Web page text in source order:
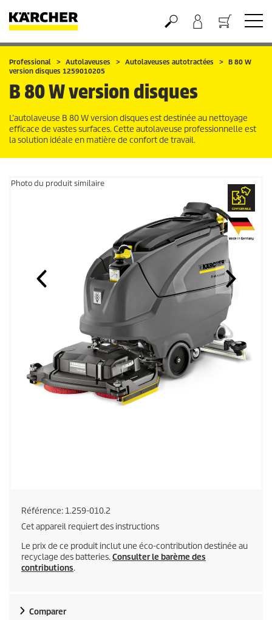
Panier
Professional Autolaveuses Autolaveuses autotractées
B 80 W
version disques 1259010205
B 80 W version disques
L’autolaveuse B 80 W version disques est destinée au nettoyage
efficace de vastes surfaces. Cette autolaveuse professionnelle est
la solution idéale en matière de confort de travail.
Photo du produit similaire
Référence: 1.259-010.2
Cet appareil requiert des instructions
Le prix de ce produit inclut une éco-contribution destinée au
recyclage des batteries.Consulter le barème des
contributions.
Comparer